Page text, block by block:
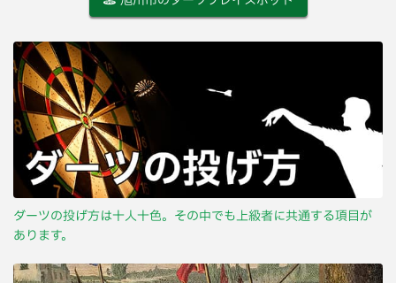
ダーツの投げ方は十人十色。その中でも上級者に共通する項目が
あります。